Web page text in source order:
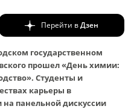
Перейти вДзен
государственном
прошел «День химии:
Студенты и
карьеры в
панельной дискуссии